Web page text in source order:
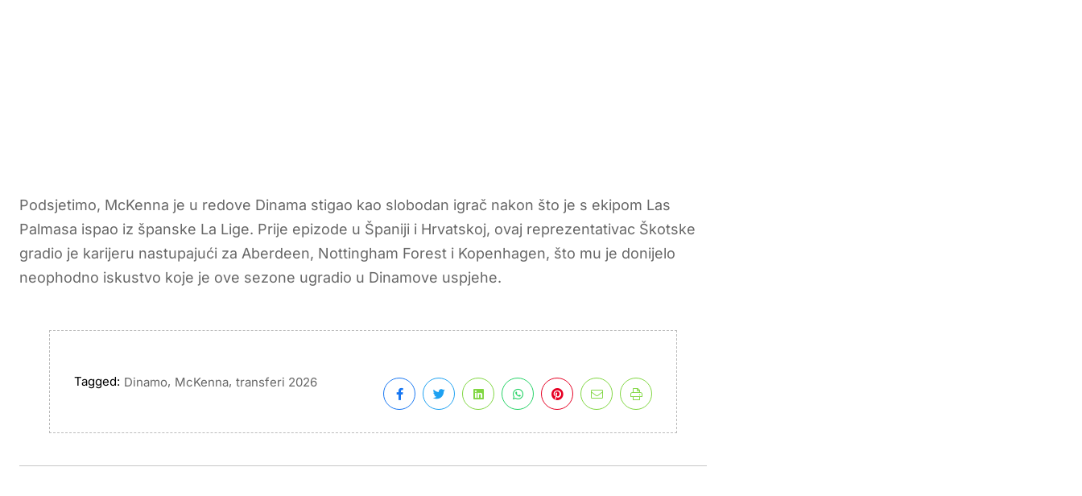
Podsjetimo, McKenna je u redove Dinama stigao kao slobodan igrač nakon što je s ekipom Las
Palmasa ispao iz španske La Lige. Prije epizode u Španiji i Hrvatskoj, ovaj reprezentativac Škotske
gradio je karijeru nastupajući za Aberdeen, Nottingham Forest i Kopenhagen, što mu je donijelo
neophodno iskustvo koje je ove sezone ugradio u Dinamove uspjehe.
Tagged: Dinamo, McKenna, transferi 2026